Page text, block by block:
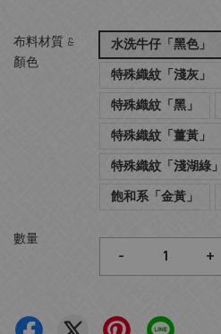
布料材質 &
顏色
水洗牛仔「黑色」
特殊織紋「淺灰」
特殊織紋「黑」
特殊織紋「薑黃」
特殊織紋「淺湖綠」
飽和系「金黃」
數量
- +